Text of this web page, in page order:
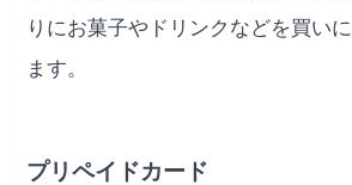
りにお菓子やドリンクなどを買い
ます。
プリペイドカード